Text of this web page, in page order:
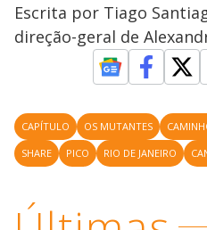
Escrita por Tiago
direção-geral de
CAPÍTULO OS MUTANTES
SHARE
PICO RIO DE JANEIRO